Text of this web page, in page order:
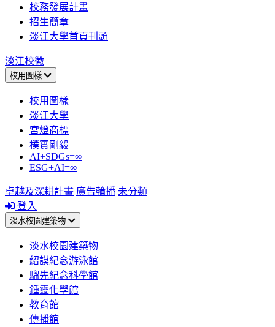
校務發展計畫
招生簡章
淡江大學首頁刊頭
淡江校徽
校用圖樣
校用圖樣
淡江大學
宮燈商標
樸實剛毅
AI+SDGs=∞
ESG+AI=∞
卓越及深耕計畫 廣告輪播 未分類
登入
淡水校園建築物
淡水校園建築物
紹謨紀念游泳館
騮先紀念科學館
鍾靈化學館
教育館
傳播館